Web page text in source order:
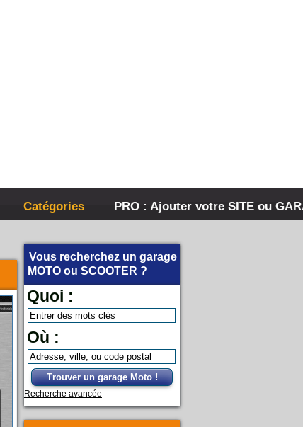
Catégories PRO : Ajouter votre SITE ou
Vous recherchez un garage
MOTO ou SCOOTER ?
Quoi :
Où :
Trouver un garage Moto !
Recherche avancée